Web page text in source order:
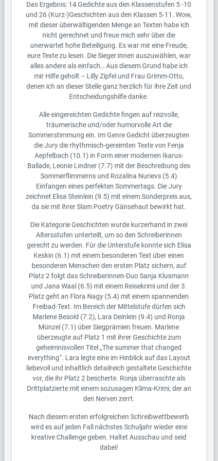
Das Ergebnis: 14 Gedichte aus den Klassenstufen 5 -10
und 26 (Kurz-)Geschichten aus den Klassen 5-11. Wow,
mit dieser überwältigenden Menge an Texten habe ich
nicht gerechnet und freue mich sehr über die
unerwartet hohe Beteiligung. Es war mir eine Freude,
eure Texte zu lesen. Die Sieger:innen auszuwählen, war
alles andere als einfach… Aus diesem Grund habe ich
mir Hilfe geholt – Lilly Zipfel und Frau Grimm-Otto,
denen ich an dieser Stelle ganz herzlich für ihre Zeit und
Entscheidungshilfe danke.
Alle eingereichten Gedichte fingen auf reizvolle,
träumerische und/oder humorvolle Art die
Sommerstimmung ein. Im Genre Gedicht überzeugten
die Jury die rhythmisch-gereimten Texte von Fenja
Aepfelbach (10.1) in Form einer modernen Ikarus-
Ballade, Leonie Lindner (7.7) mit der Beschreibung des
Sommerflimmerns und Rozalina Nurievs (5.4)
Einfangen eines perfekten Sommertags. Die Jury
zeichnet Elisa Steinlein (9.5) mit einem Sonderpreis aus,
da sie mit ihrer Slam Poetry Gänsehaut bewirkt hat.
Die Kategorie Geschichten wurde kurzerhand in zwei
Altersstufen unterteilt, um so den Schreiberinnen
gerecht zu werden. Für die Unterstufe konnte sich Elisa
Keskin (6.1) mit einem besonderen Text über einen
besonderen Menschen den ersten Platz sichern, auf
Platz 2 folgt das Schreiberinnen-Duo Sanja Klusmann
und Jana Waal (6.5) mit einem Reisekrimi und der 3.
Platz geht an Flora Nagy (5.4) mit einem spannenden
Freibad-Text. Im Bereich der Mittelstufe dürfen sich
Marlene Besold (7.2), Lara Deinlein (9.4) und Ronja
Münzel (7.1) über Siegprämien freuen. Marlene
überzeugte auf Platz 1 mit ihrer Geschichte zum
geheimnisvollen Titel „The summer that changed
everything“. Lara legte eine im Hinblick auf das Layout
liebevoll und inhaltlich detailreich gestaltete Geschichte
vor, die ihr Platz 2 bescherte. Ronja überraschte als
Drittplatzierte mit einem sozusagen Klima-Krimi, der an
den Nerven zerrt.
Nach diesem ersten erfolgreichen Schreibwettbewerb
wird es auf jeden Fall nächstes Schuljahr wieder eine
kreative Challenge geben. Haltet Ausschau und seid
dabei!